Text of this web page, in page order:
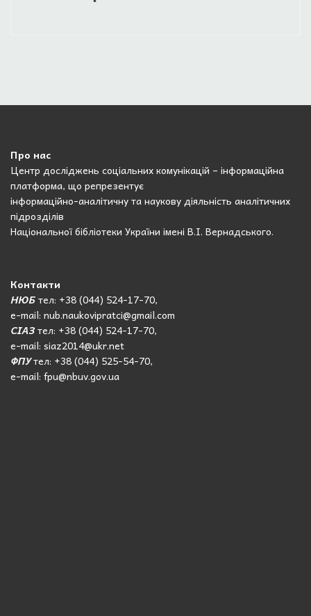
Про нас
Центр досліджень соціальних комунікацій – інформаційна
платформа, що репрезентує
інформаційно-аналітичну та наукову діяльність аналітичних
підрозділів
Національної бібліотеки України імені В.І. Вернадського.
Контакти
НЮБтел: +38 (044) 524-17-70,
e-mail: nub.naukovipratci@gmail.com
СІАЗтел: +38 (044) 524-17-70,
e-mail: siaz2014@ukr.net
ФПУтел: +38 (044) 525-54-70,
e-mail: fpu@nbuv.gov.ua